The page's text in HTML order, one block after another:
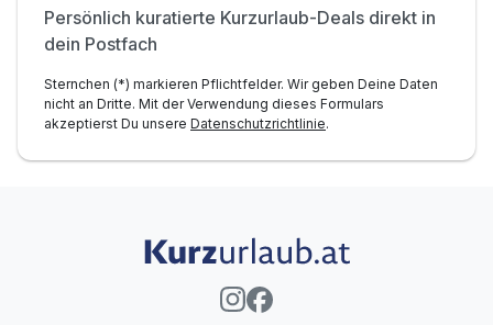
Persönlich kuratierte Kurzurlaub-Deals direkt in
dein Postfach
Sternchen (*) markieren Pflichtfelder. Wir geben Deine Daten
nicht an Dritte. Mit der Verwendung dieses Formulars
akzeptierst Du unsere Datenschutzrichtlinie.